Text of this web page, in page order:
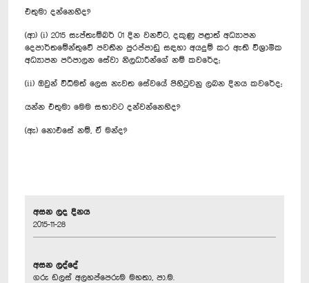
එතුමා දන්නෙහිද?
(ආ) (i) 2015 සැප්තැම්බර් 01 දින වනවිට, දකුණු පළාත් අධ්‍යාපන
දෙපාර්තමේන්තුවේ පවතින පුරප්පාඩු සඳහා අයදුම් කර ඇති විශ්‍රාමික
අධ්‍යාපන පරිපාලන සේවා නිලධාරීන්ගේ නම් කවරේද;
(ii) ඔවුන් විධිමත් ලෙස නැවත සේවයේ පිහිටුවනු ලබන ‍දිනය කවරේද;
යන්න එතුමා මෙම සභාවට දන්වන්නෙහිද?
(ඇ) නොඑසේ නම්, ඒ මන්ද?
අසන ලද දිනය
2015-11-28
අසන ලද්දේ
ගරු ඩලස් අලහප්පෙරුම මහතා, පා.ම.